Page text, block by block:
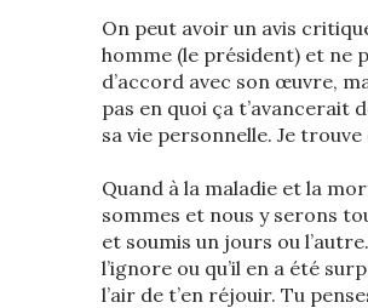
On peut avoir un avis
homme (le président) et ne
d’accord avec son œuvre,
pas en quoi ça t’avancerait
sa vie personnelle. Je trouve
Quand à la maladie et la
sommes et nous y serons
et soumis un jours ou
l’ignore ou qu’il en a été
l’air de t’en réjouir. Tu